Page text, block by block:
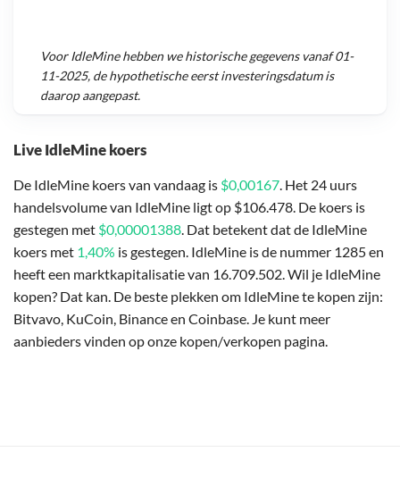
Live IdleMine koers
De IdleMine koers van vandaag is $0,00167. Het 24 uurs
handelsvolume van IdleMine ligt op $106.478. De koers is
gestegen met $0,00001388. Dat betekent dat de IdleMine
koers met 1,40% is gestegen. IdleMine is de nummer 1285 en
heeft een marktkapitalisatie van 16.709.502. Wil je IdleMine
kopen? Dat kan. De beste plekken om IdleMine te kopen zijn:
Bitvavo, KuCoin, Binance en Coinbase. Je kunt meer
aanbieders vinden op onze kopen/verkopen pagina.
VoorIdleMinehebben we historische gegevens vanaf01-
11-2025, de hypothetische eerst investeringsdatum is
daarop aangepast.